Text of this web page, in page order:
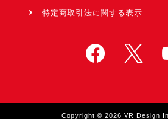
特定商取引法に関する表示
Copyright © 2026 VR Design